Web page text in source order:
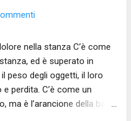
nella stanza C’è come
ed è superato in
peso degli oggetti, il loro
perdita. C’è come un
ma è l’arancione della base